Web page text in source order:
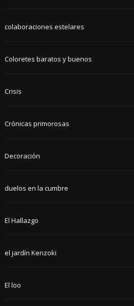
colaboraciones estelares
Coloretes baratos y buenos
Crisis
Crónicas primorosas
Decoración
duelos en la cumbre
El Hallazgo
el jardín Kenzoki
El loo